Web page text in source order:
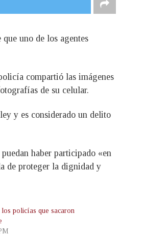
uno de los agentes
compartió las imágenes
de su celular.
y es considerado un delito
haber participado «en
de proteger la dignidad y
policías que sacaron